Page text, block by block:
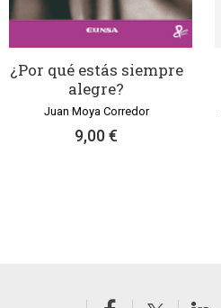
¿Por qué estás siempre
alegre?
Juan Moya Corredor
9,00 €